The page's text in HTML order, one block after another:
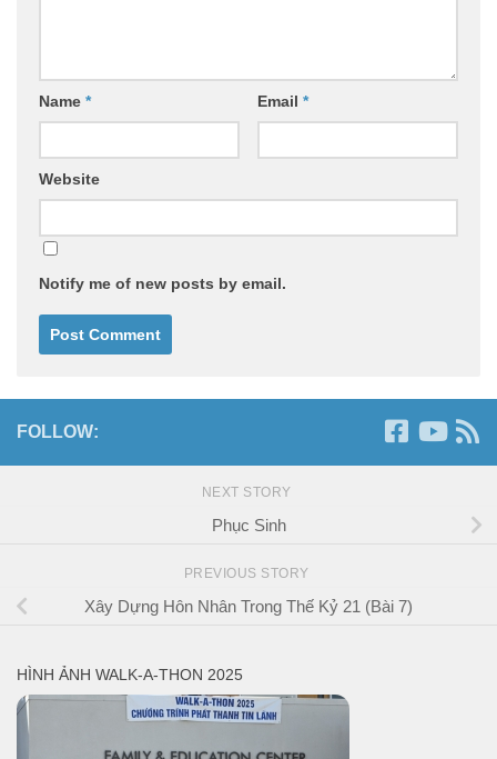
Name * Email *
Website
Notify me of new posts by email.
FOLLOW:
NEXT STORY
Phục Sinh
PREVIOUS STORY
Xây Dựng Hôn Nhân Trong Thế Kỷ 21 (Bài 7)
HÌNH ẢNH WALK-A-THON 2025